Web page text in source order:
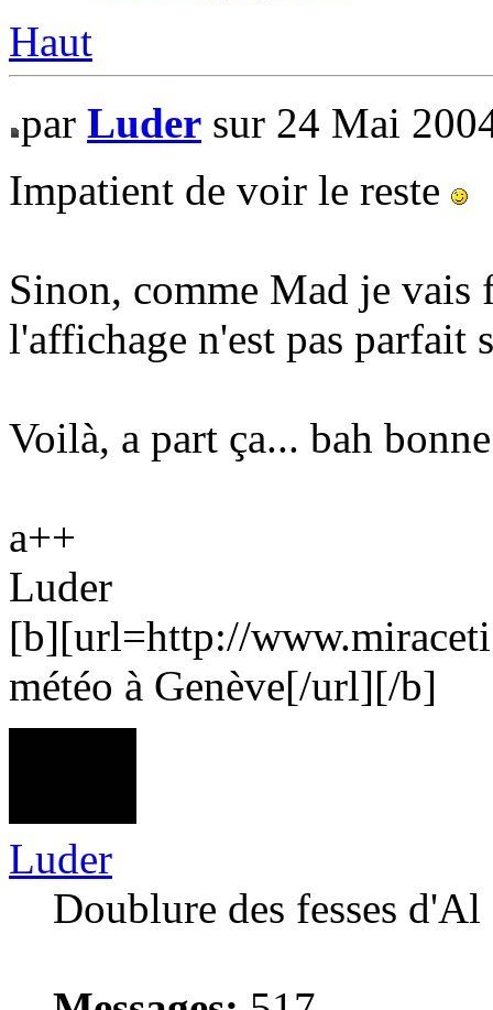
Haut
par Luder sur 24 Mai
Impatient de voir le reste
Sinon, comme Mad je
l'affichage n'est pas parfait
Voilà, a part ça... bah
a++
Luder
[b][url=http://
météo à Genève[/url][/b]
Luder
Doublure des fesses d'Al